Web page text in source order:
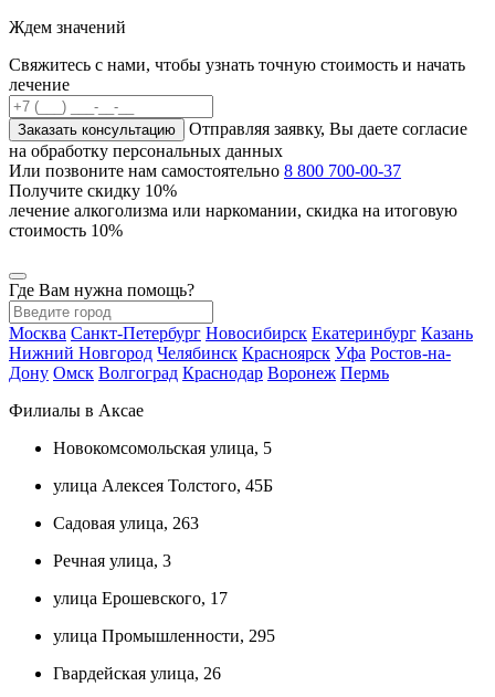
Ждем значений
Свяжитесь с нами, чтобы узнать точную стоимость и начать
лечение
Заказать консультацию
Отправляя заявку, Вы даете согласие
на обработку персональных данных
Или позвоните нам самостоятельно 8 800 700-00-37
Получите скидку 10%
лечение алкоголизма или наркомании, скидка на итоговую
стоимость 10%
Где Вам нужна помощь?
Москва Санкт-Петербург Новосибирск Екатеринбург Казань
Нижний Новгород Челябинск Красноярск Уфа Ростов-на-
Дону Омск Волгоград Краснодар Воронеж Пермь
Филиалы в Аксае
Новокомсомольская улица, 5
улица Алексея Толстого, 45Б
Садовая улица, 263
Речная улица, 3
улица Ерошевского, 17
улица Промышленности, 295
Гвардейская улица, 26